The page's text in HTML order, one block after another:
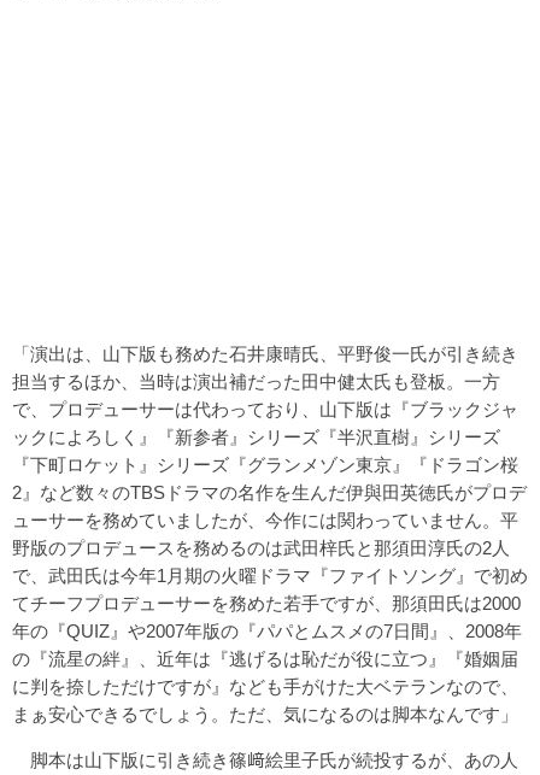
「演出は、山下版も務めた石井康晴氏、平野俊一氏が引き続き
担当するほか、当時は演出補だった田中健太氏も登板。一方
で、プロデューサーは代わっており、山下版は『ブラックジャ
ックによろしく』『新参者』シリーズ『半沢直樹』シリーズ
『下町ロケット』シリーズ『グランメゾン東京』『ドラゴン桜
2』など数々のTBSドラマの名作を生んだ伊與田英徳氏がプロデ
ューサーを務めていましたが、今作には関わっていません。平
野版のプロデュースを務めるのは武田梓氏と那須田淳氏の2人
で、武田氏は今年1月期の火曜ドラマ『ファイトソング』で初め
てチーフプロデューサーを務めた若手ですが、那須田氏は2000
年の『QUIZ』や2007年版の『パパとムスメの7日間』、2008年
の『流星の絆』、近年は『逃げるは恥だが役に立つ』『婚姻届
に判を捺しただけですが』なども手がけた大ベテランなので、
まぁ安心できるでしょう。ただ、気になるのは脚本なんです」
脚本は山下版に引き続き篠﨑絵里子氏が続投するが、あの人